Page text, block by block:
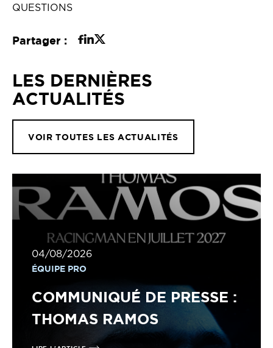
QUESTIONS
Partager :
LES DERNIÈRES
ACTUALITÉS
VOIR TOUTES LES ACTUALITÉS
04/08/2026
ÉQUIPE PRO
COMMUNIQUÉ DE PRESSE :
THOMAS RAMOS